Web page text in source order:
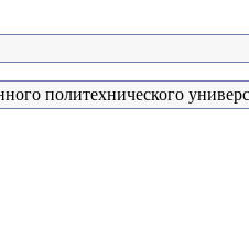
политехнического